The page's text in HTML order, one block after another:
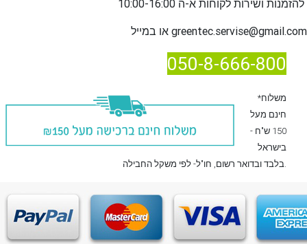
להזמנות ו
greentec.servise@gmail.com
050-8-666-800
*משלוח
חינם מעל
150 ש"ח -
בישראל
בלבדובדואר רשום , חו"ל- לפי משקל החבילה.